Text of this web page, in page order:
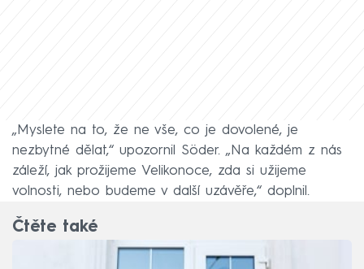
„Myslete na to, že ne vše, co je dovolené, je
nezbytné dělat,“ upozornil Söder. „Na každém z nás
záleží, jak prožijeme Velikonoce, zda si užijeme
volnosti, nebo budeme v další uzávěře,“ doplnil.
Čtěte také